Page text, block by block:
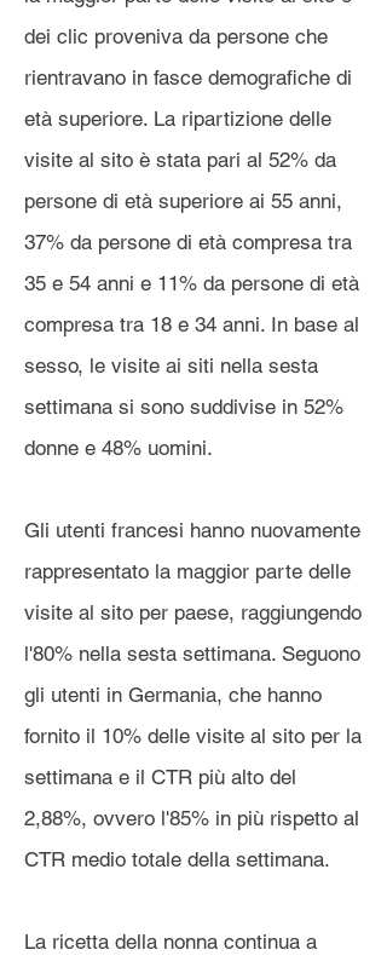
dei clic proveniva da persone che
rientravano in fasce demografiche di
età superiore. La ripartizione delle
visite al sito è stata pari al 52% da
persone di età superiore ai 55 anni,
37% da persone di età compresa tra
35 e 54 anni e 11% da persone di età
compresa tra 18 e 34 anni. In base al
sesso, le visite ai siti nella sesta
settimana si sono suddivise in 52%
donne e 48% uomini.
Gli utenti francesi hanno nuovamente
rappresentato la maggior parte delle
visite al sito per paese, raggiungendo
l'80% nella sesta settimana. Seguono
gli utenti in Germania, che hanno
fornito il 10% delle visite al sito per la
settimana e il CTR più alto del
2,88%, ovvero l'85% in più rispetto al
CTR medio totale della settimana.
La ricetta della nonna continua a